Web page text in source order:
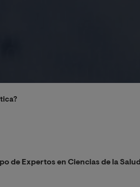
de Expertos en Ciencias de la Salud